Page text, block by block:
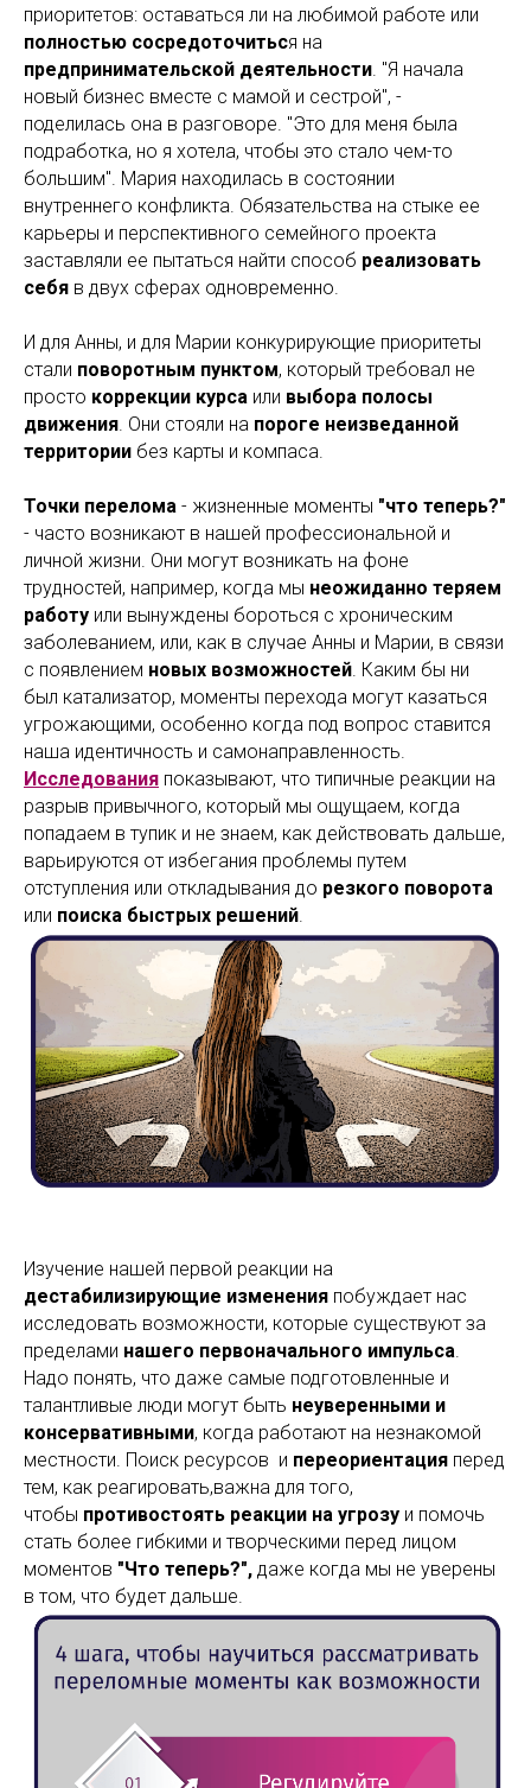
приоритетов: оставаться ли на любимой работе или
полностью сосредоточиться на
предпринимательской деятельности. "Я начала
новый бизнес вместе с мамой и сестрой", -
поделилась она в разговоре. "Это для меня была
подработка, но я хотела, чтобы это стало чем-то
большим". Мария находилась в состоянии
внутреннего конфликта. Обязательства на стыке ее
карьеры и перспективного семейного проекта
заставляли ее пытаться найти способ реализовать
себя в двух сферах одновременно.
И для Анны, и для Марии конкурирующие приоритеты
стали поворотным пунктом, который требовал не
просто коррекции курса или выбора полосы
движения. Они стояли на пороге неизведанной
территории без карты и компаса.
Точки перелома - жизненные моменты "что теперь?"
- часто возникают в нашей профессиональной и
личной жизни. Они могут возникать на фоне
трудностей, например, когда мы неожиданно теряем
работу или вынуждены бороться с хроническим
заболеванием, или, как в случае Анны и Марии, в связи
с появлением новых возможностей. Каким бы ни
был катализатор, моменты перехода могут казаться
угрожающими, особенно когда под вопрос ставится
наша идентичность и самонаправленность.
Исследования показывают, что типичные реакции на
разрыв привычного, который мы ощущаем, когда
попадаем в тупик и не знаем, как действовать дальше,
варьируются от избегания проблемы путем
отступления или откладывания до резкого поворота
или поиска быстрых решений.
Изучение нашей первой реакции на
дестабилизирующие изменения побуждает нас
исследовать возможности, которые существуют за
пределами нашего первоначального импульса.
Надо понять, что даже самые подготовленные и
талантливые люди могут быть неуверенными и
консервативными, когда работают на незнакомой
местности. Поиск ресурсов и переориентация перед
тем, как реагировать,важна для того,
чтобы противостоять реакции на угрозу и помочь
стать более гибкими и творческими перед лицом
моментов "Что теперь?", даже когда мы не уверены
в том, что будет дальше.